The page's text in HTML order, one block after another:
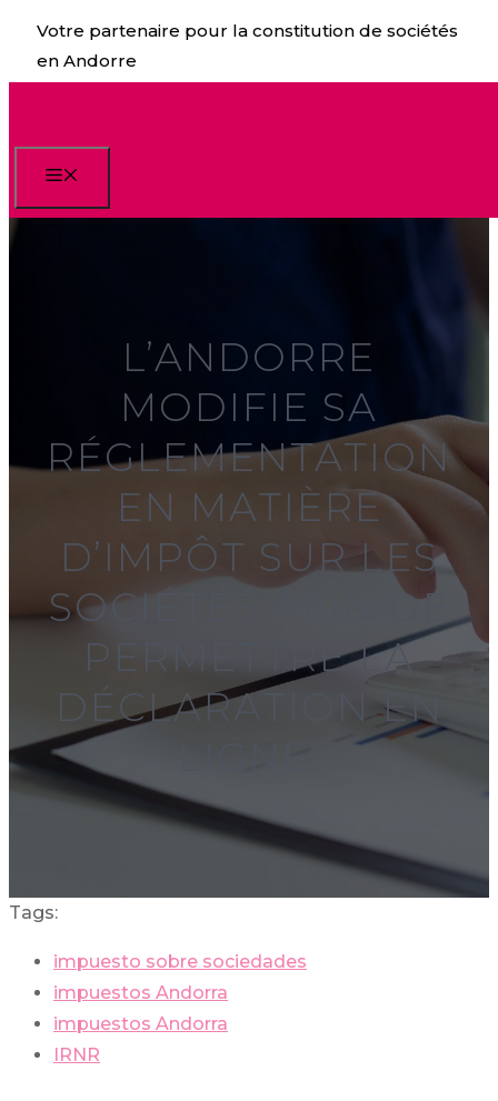
Aller
contenu
Votre partenaire pour la constitution de sociétés
en Andorre
L’ANDORRE
MODIFIE SA
RÉGLEMENTATION
EN MATIÈRE
D’IMPÔT SUR LES
SOCIÉTÉS AFIN DE
PERMETTRE LA
DÉCLARATION EN
Tags:
impuesto sobre sociedades
impuestos Andorra
impuestos Andorra
IRNR